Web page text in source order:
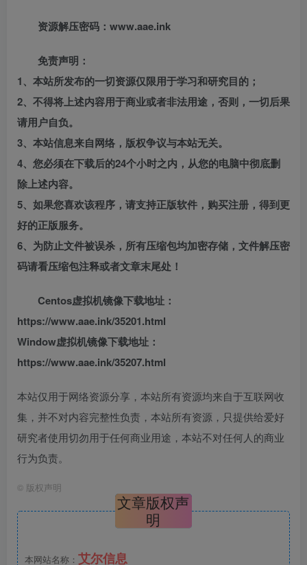
资源解压密码：www.aae.ink
免责声明：
1、本站所发布的一切资源仅限用于学习和研究目的；
2、不得将上述内容用于商业或者非法用途，否则，一切后果
请用户自负。
3、本站信息来自网络，版权争议与本站无关。
4、您必须在下载后的24个小时之内，从您的电脑中彻底删
除上述内容。
5、如果您喜欢该程序，请支持正版软件，购买注册，得到更
好的正版服务。
6、为防止文件被误杀，所有压缩包均加密存储，文件解压密
码请看压缩包注释或者文章末尾处！
Centos虚拟机镜像下载地址：
https://www.aae.ink/35201.html
Window虚拟机镜像下载地址：
https://www.aae.ink/35207.html
本站仅用于网络资源分享，本站所有资源均来自于互联网收
集，并不对内容完整性负责，本站所有资源，只提供给爱好
研究者使用切勿用于任何商业用途，本站不对任何人的商业
行为负责。
© 版权声明
文章版权声
明
本网站名称： 艾尔信息